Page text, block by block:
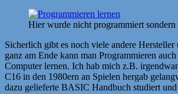
Hier wurde nicht programmiert
Sicherlich gibt es noch viele andere Hersteller
ganz am Ende kann man Programmieren
Computer lernen. Ich hab mich z.B.
C16 in den 1980ern an Spielen hergab
dazu gelieferte BASIC Handbuch studiert